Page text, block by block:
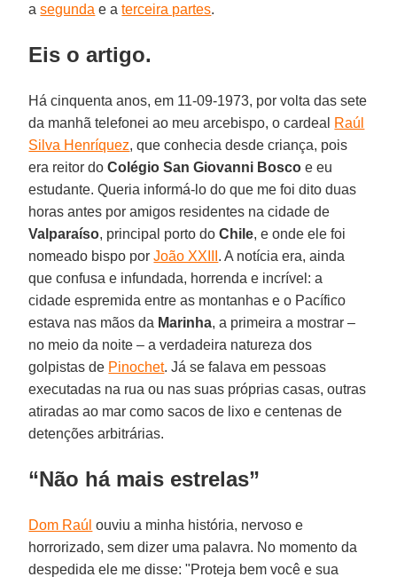
asegunda e aterceira partes.
Eis o artigo.
Há cinquenta anos, em 11-09-1973, por volta das sete
da manhã telefonei ao meu arcebispo, o cardeal Raúl
Silva Henríquez, que conhecia desde criança, pois
era reitor doColégio San Giovanni Bosco e eu
estudante. Queria informá-lo do que me foi dito duas
horas antes por amigos residentes na cidade de
Valparaíso, principal porto doChile, e onde ele foi
nomeado bispo porJoão XXIII . A notícia era, ainda
que confusa e infundada, horrenda e incrível: a
cidade espremida entre as montanhas e o Pacífico
estava nas mãos da Marinha, a primeira a mostrar –
no meio da noite – a verdadeira natureza dos
golpistas de Pinochet. Já se falava em pessoas
executadas na rua ou nas suas próprias casas, outras
atiradas ao mar como sacos de lixo e centenas de
detenções arbitrárias.
“Não há mais estrelas”
Dom Raúl ouviu a minha história, nervoso e
horrorizado, sem dizer uma palavra. No momento da
despedida ele me disse: "Proteja bem você e sua